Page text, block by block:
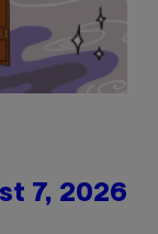
7, 2026